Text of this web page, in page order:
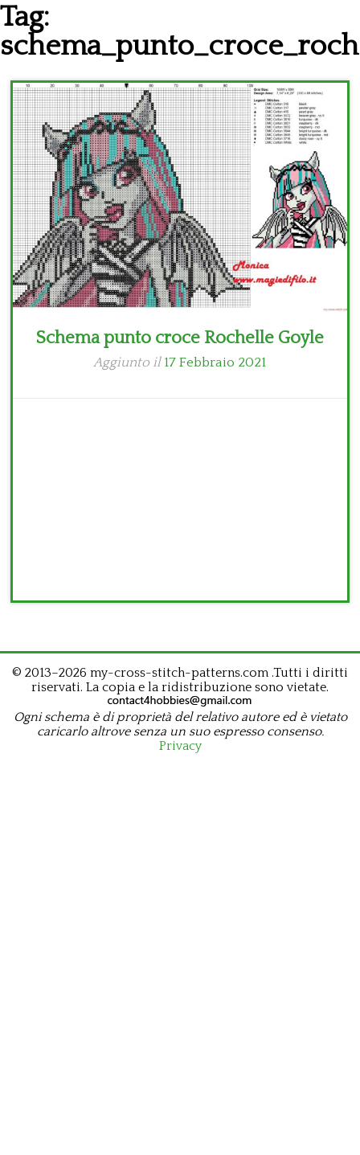
Ultimi schemi
Alfabeto
Bambini
Disney
Thun
Tag:
Schema punto croce Rochelle Goyle
Aggiunto il 17 Febbraio 2021
© 2013–2026 my-cross-stitch-patterns.com .Tutti i diritti
riservati. La copia e la ridistribuzione sono vietate.
Ogni schema è di proprietà del relativo autore ed è vietato
caricarlo altrove senza un suo espresso consenso.
Privacy